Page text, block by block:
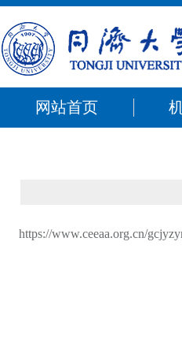
网站首页
https://www.ceeaa.org.cn/